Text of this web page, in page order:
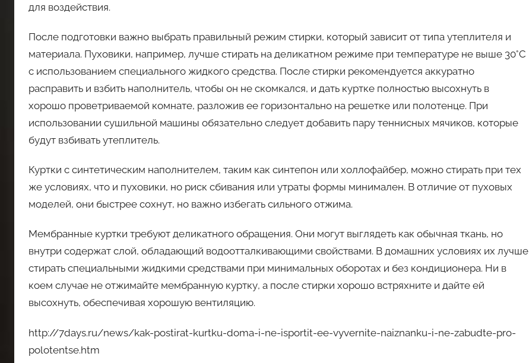
для воздействия.
После подготовки важно выбрать правильный режим стирки, который зависит от типа утеплителя и
материала. Пуховики, например, лучше стирать на деликатном режиме при температуре не выше 30°C
с использованием специального жидкого средства. После стирки рекомендуется аккуратно
расправить и взбить наполнитель, чтобы он не скомкался, и дать куртке полностью высохнуть в
хорошо проветриваемой комнате, разложив ее горизонтально на решетке или полотенце. При
использовании сушильной машины обязательно следует добавить пару теннисных мячиков, которые
будут взбивать утеплитель.
Куртки с синтетическим наполнителем, таким как синтепон или холлофайбер, можно стирать при тех
же условиях, что и пуховики, но риск сбивания или утраты формы минимален. В отличие от пуховых
моделей, они быстрее сохнут, но важно избегать сильного отжима.
Мембранные куртки требуют деликатного обращения. Они могут выглядеть как обычная ткань, но
внутри содержат слой, обладающий водоотталкивающими свойствами. В домашних условиях их лучше
стирать специальными жидкими средствами при минимальных оборотах и без кондиционера. Ни в
коем случае не отжимайте мембранную куртку, а после стирки хорошо встряхните и дайте ей
высохнуть, обеспечивая хорошую вентиляцию.
http://7days.ru/news/kak-postirat-kurtku-doma-i-ne-isportit-ee-vyvernite-naiznanku-i-ne-zabudte-pro-
polotentse.htm